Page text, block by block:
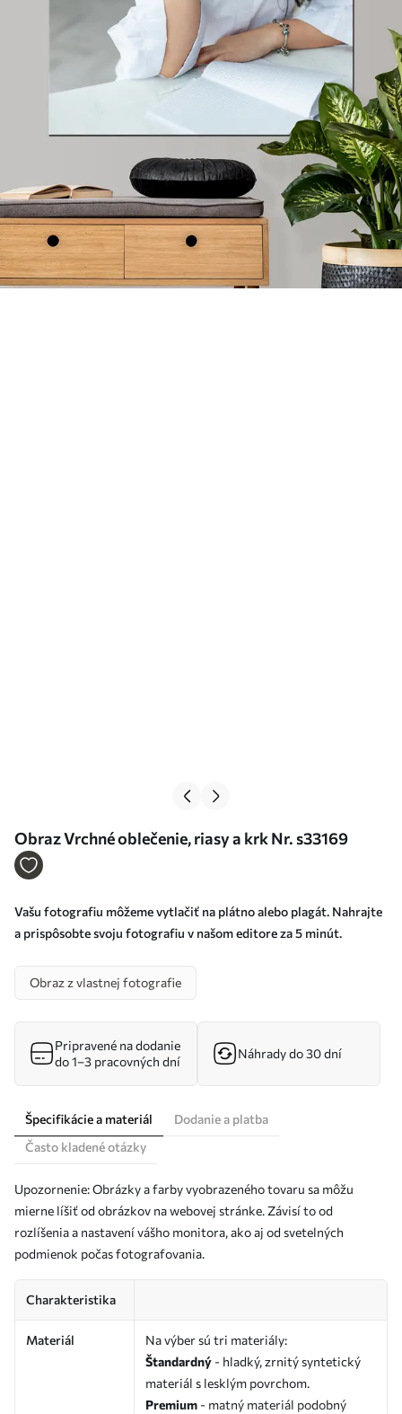
Obraz Vrchné oblečenie, riasy a krk Nr. s33169
Vašu fotografiu môžeme vytlačiť na plátno alebo plagát. Nahrajte
a prispôsobte svoju fotografiu v našom editore za 5 minút.
Obraz z vlastnej fotografie
Pripravené na dodanie
do 1–3 pracovných dní
Náhrady do 30 dní
Špecifikácie a materiál
Dodanie a platba
Často kladené otázky
Upozornenie: Obrázky a farby vyobrazeného tovaru sa môžu
mierne líšiť od obrázkov na webovej stránke. Závisí to od
rozlíšenia a nastavení vášho monitora, ako aj od svetelných
podmienok počas fotografovania.
Charakteristika
Materiál
Na výber sú tri materiály:
Štandardný - hladký, zrnitý syntetický
materiál s lesklým povrchom.
Premium - matný materiál podobný